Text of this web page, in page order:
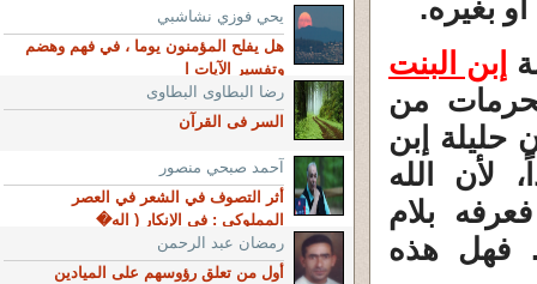
بغيره.
إبن البنت
من
حليلة إبن
لأن الله
بلام
فهل هذه
يحي فوزي نشاشبي
هل يفلح المؤمنون يوما ، في فهم وهضم
وتفسير الآيات ا
رضا البطاوى البطاوى
السر فى القرآن
آحمد صبحي منصور
أثر التصوف في الشعر في العصر
المملوكي : فى الإنكار ( اله�
رمضان عبد الرحمن
أول من تعلق رؤوسهم على الميادين